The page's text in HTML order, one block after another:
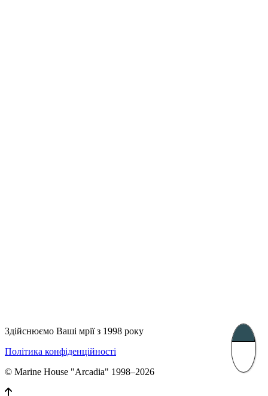
Здійснюємо Ваші мрії з 1998 року
Політика конфіденційності
© Marine House "Arcadia" 1998–2026